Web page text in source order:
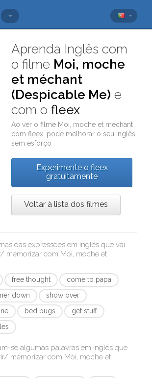
Aprenda Inglês com
o filme Moi, moche
et méchant
(Despicable Me) e
com ofleex
Ao ver o filme Moi, moche et méchant
comfleex , pode melhorar o seu inglês
sem esforço
Experimente o fleex
gratuitamente
Voltar à lista dos filmes
das expressões em inglês que vai
memorizar com Moi, moche et
free thought
come to papa
down
show over
bed bugs
get stuff
se algumas palavras em inglês que
memorizar com Moi, moche et